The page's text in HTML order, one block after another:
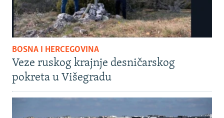
BOSNA I HERCEGOVINA
Veze ruskog krajnje desničarskog
pokreta u Višegradu